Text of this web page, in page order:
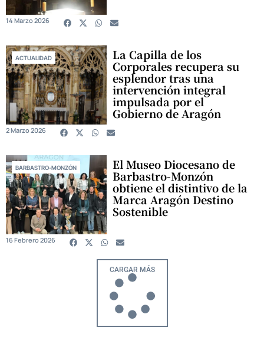
14 Marzo 2026
ACTUALIDAD La Capilla de los
Corporales recupera su
esplendor tras una
intervención integral
impulsada por el
Gobierno de Aragón
2 Marzo 2026
BARBASTRO-MONZÓN El Museo Diocesano de
Barbastro-Monzón
obtiene el distintivo de la
Marca Aragón Destino
Sostenible
16 Febrero 2026
CARGAR MÁS